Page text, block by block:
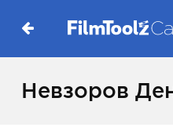
Невзоров